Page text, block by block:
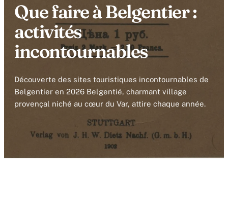
Que faire à Belgentier :
activités
incontournables
Découverte des sites touristiques incontournables de
Belgentier en 2026 Belgentié, charmant village
provençal niché au cœur du Var, attire chaque année.